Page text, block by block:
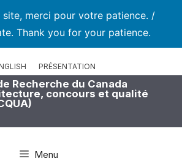
site, merci pour votre patience. /
Thank you for your patience.
PRÉSENTATION
Recherche du Canada
concours et qualité
Menu